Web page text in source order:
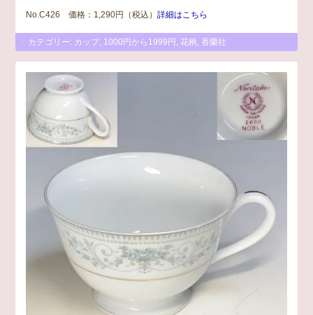
No.C426 価格：1,290円（税込）詳細はこちら
カテゴリー: カップ 1000円から1999円 ,花柄 ,香蘭社